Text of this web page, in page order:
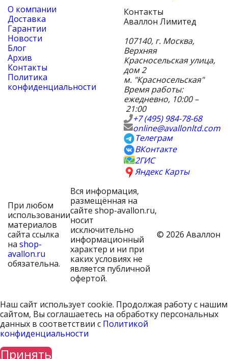
О компании
Доставка
Гарантии
Новости
Блог
Архив
Контакты
Политика
конфиденциальности
Контакты
Аваллон Лимитед
107140, г. Москва,
Верхняя
Красносельская улица,
дом 2
м. "Красносельская"
Время работы:
ежедневно, 10:00 –
21:00
+7 (495) 984-78-68
online@avallonltd.com
Телеграм
ВКонтакте
2ГИС
Яндекс Карты
При любом
использовании
материалов
сайта ссылка
на shop-
avallon.ru
обязательна.
Вся информация,
размещённая на
сайте shop-avallon.ru,
носит
исключительно
информационный
характер и ни при
каких условиях не
является публичной
офертой.
© 2026 Аваллон
Наш сайт использует cookie. Продолжая работу с нашим
сайтом, Вы соглашаетесь на обработку персональных
данных в соответствии с Политикой
конфиденциальности
Принять